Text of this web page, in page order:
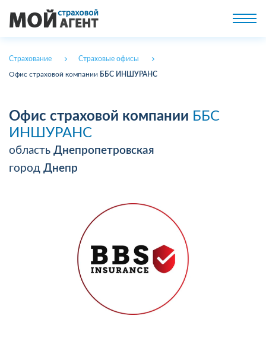
Страхование Страховые офисы
Офис страховой компании ББС ИНШУРАНС
Офис страховой компании ББС
ИНШУРАНС
область Днепропетровская
город Днепр